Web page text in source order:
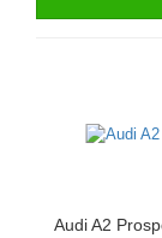
Audi A2